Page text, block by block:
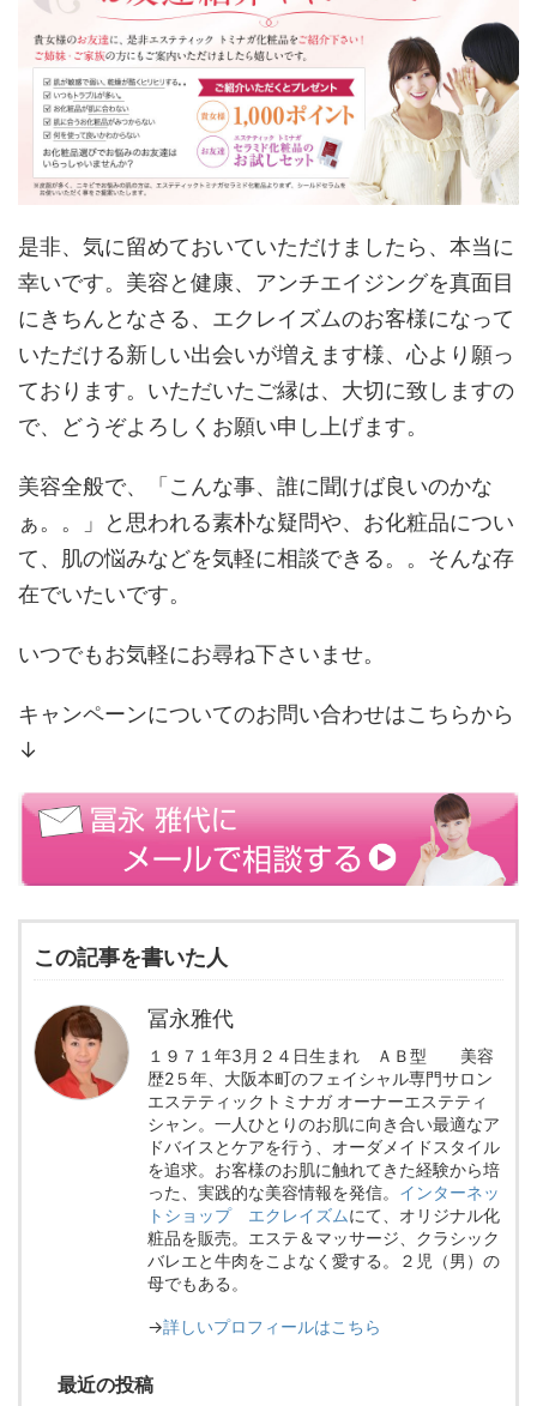
是非、気に留めておいていただけましたら、本当に
幸いです。美容と健康、アンチエイジングを真面目
にきちんとなさる、エクレイズムのお客様になって
いただける新しい出会いが増えます様、心より願っ
ております。いただいたご縁は、大切に致しますの
で、どうぞよろしくお願い申し上げます。
美容全般で、「こんな事、誰に聞けば良いのかな
ぁ。。」と思われる素朴な疑問や、お化粧品につい
て、肌の悩みなどを気軽に相談できる。。そんな存
在でいたいです。
いつでもお気軽にお尋ね下さいませ。
キャンペーンについてのお問い合わせはこちらから
↓
この記事を書いた人
冨永雅代
１９７１年3月２４日生まれ ＡＢ型 美容
歴2５年、大阪本町のフェイシャル専門サロン
エステティックトミナガ オーナーエステティ
シャン。一人ひとりのお肌に向き合い最適なア
ドバイスとケアを行う、オーダメイドスタイル
を追求。お客様のお肌に触れてきた経験から培
った、実践的な美容情報を発信。 インターネッ
トショップ エクレイズムにて、オリジナル化
粧品を販売。エステ＆マッサージ、クラシック
バレエと牛肉をこよなく愛する。２児（男）の
母でもある。
→詳しいプロフィールはこちら
最近の投稿